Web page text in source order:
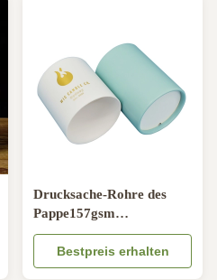
Drucksache-Rohre des
Pappe157gsm
zylinderförmige
Verpackenkundenspezifische
kasten-CMYK
Bestpreis erhalten